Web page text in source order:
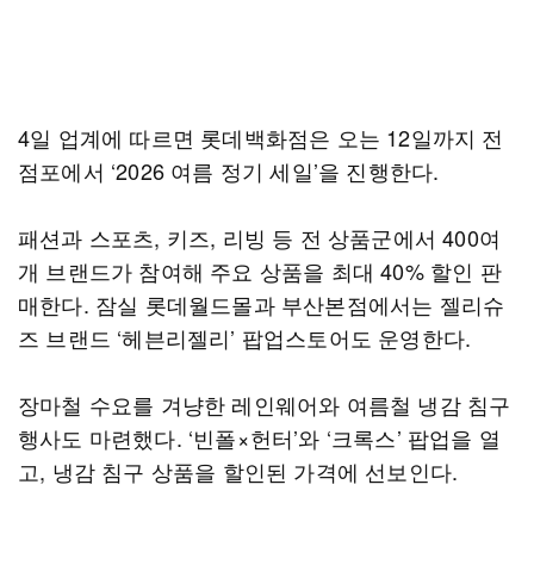
4일 업계에 따르면 롯데백화점은 오는 12일까지 전
점포에서 ‘2026 여름 정기 세일’을 진행한다.
패션과 스포츠, 키즈, 리빙 등 전 상품군에서 400여
개 브랜드가 참여해 주요 상품을 최대 40% 할인 판
매한다. 잠실 롯데월드몰과 부산본점에서는 젤리슈
즈 브랜드 ‘헤븐리젤리’ 팝업스토어도 운영한다.
장마철 수요를 겨냥한 레인웨어와 여름철 냉감 침구
행사도 마련했다. ‘빈폴×헌터’와 ‘크록스’ 팝업을 열
고, 냉감 침구 상품을 할인된 가격에 선보인다.